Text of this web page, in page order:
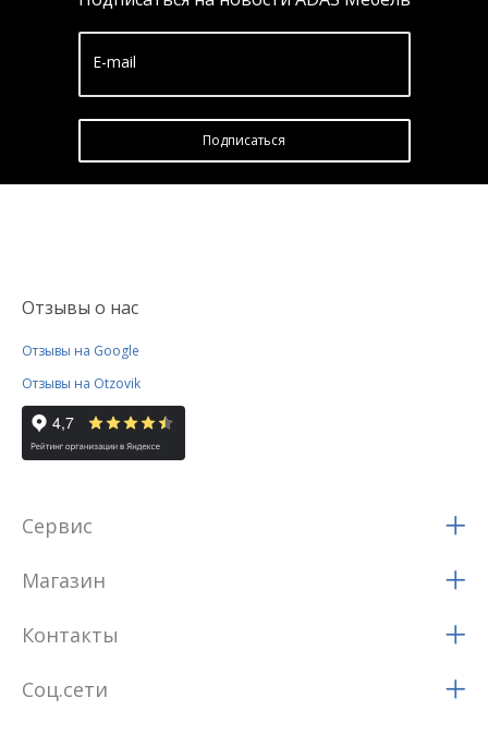
E-mail
Подписатьcя
Отзывы о нас
Отзывы на Google
Отзывы на Otzovik
Сервис
Магазин
Контакты
Соц.сети